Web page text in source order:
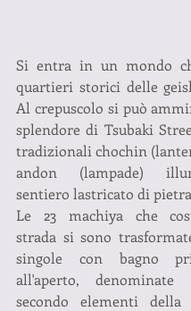
Si entra in un mondo
quartieri storici delle
Al crepuscolo si può
splendore di Tsubaki
tradizionali chochin
andon (lampade)
sentiero lastricato di
Le 23 machiya che
strada si sono
singole con bagno
all'aperto, denominate
secondo elementi della